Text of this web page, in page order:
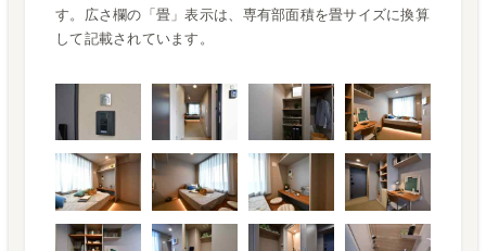
す。広さ欄の「畳」表示は、専有部面積を畳サイズに換算
して記載されています。